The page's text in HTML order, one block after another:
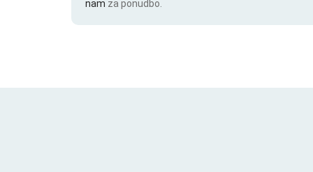
nam za ponudbo.